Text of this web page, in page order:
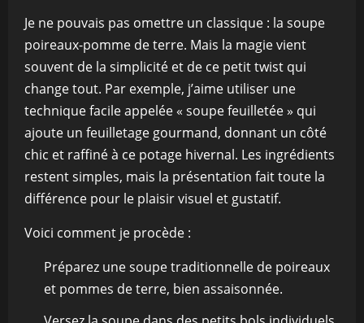
Je ne pouvais pas omettre un classique : la soupe
poireaux-pomme de terre. Mais la magie vient
souvent de la simplicité et de ce petit twist qui
change tout. Par exemple, j’aime utiliser une
technique facile appelée « soupe feuilletée » qui
ajoute un feuilletage gourmand, donnant un côté
chic et raffiné à ce potage hivernal. Les ingrédients
restent simples, mais la présentation fait toute la
différence pour le plaisir visuel et gustatif.
Voici comment je procède :
Préparez une soupe traditionnelle de poireaux
et pommes de terre, bien assaisonnée.